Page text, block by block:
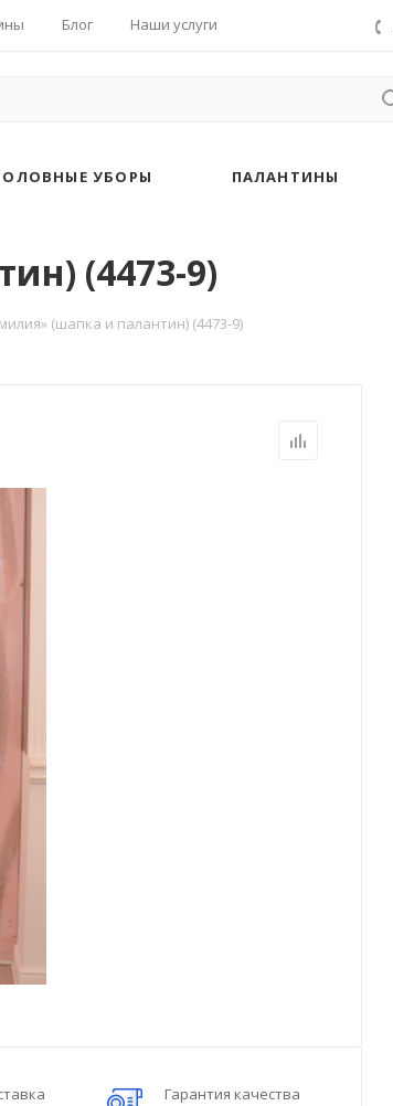
Блог Наши услуги
УБОРЫ ПАЛАНТИНЫ
(4473-9)
(шапка и палантин) (4473-9)
Гарантия качества